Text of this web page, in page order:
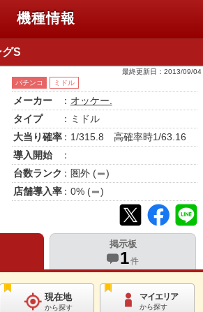
機種情報
S
最終更新日： 2013/09/04
パチンコ
ミドル
メーカー ： オッケー.
タイプ
：ミドル
大当り確率：1/315.8 高確率時1/63.16
導入開始
：
台数ランク： 圏外(
)
店舗導入率： 0% ( )
掲示板
1件
現在地
から探す
マイエリア
から探す